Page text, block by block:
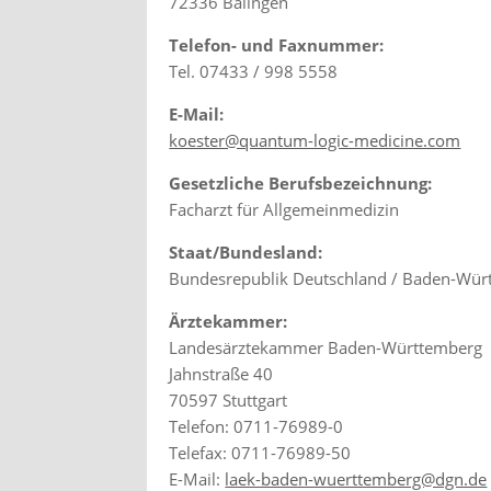
Telefon- und Faxnummer:
Tel. 07433 / 998 5558
E-Mail:
koester@quantum-logic-medicine.com
Gesetzliche Berufsbezeichnung:
Facharzt für Allgemeinmedizin
Staat/Bundesland:
Bundesrepublik Deutschland / Baden-
Ärztekammer:
Landesärztekammer Baden-Württemberg
Jahnstraße 40
70597 Stuttgart
Telefon: 0711-76989-0
Telefax: 0711-76989-50
E-Mail: laek-baden-wuerttemberg@dgn.de